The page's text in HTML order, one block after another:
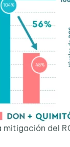
mitigación del